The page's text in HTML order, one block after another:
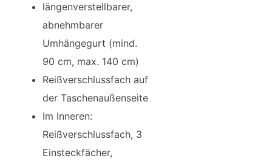
längenverstellbarer,
abnehmbarer
Umhängegurt (mind.
90 cm, max. 140 cm)
Reißverschlussfach auf
der Taschenaußenseite
Im Inneren:
Reißverschlussfach, 3
Einsteckfächer,